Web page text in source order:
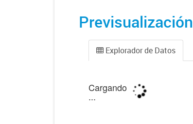
Previsualización
Explorador de Datos